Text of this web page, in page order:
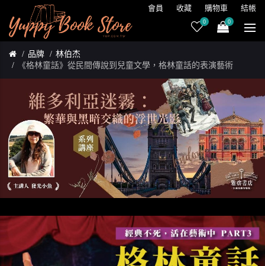
會員 收藏 購物車 結帳
0 0
品牌
林伯杰
《格林童話》從民間傳說到兒童文學，格林童話的表演藝術